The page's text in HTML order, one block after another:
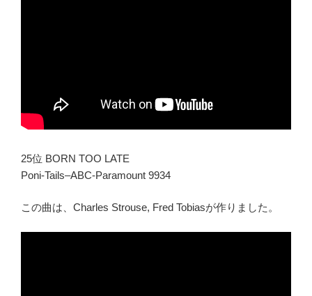
25位 BORN TOO LATE
Poni-Tails–ABC-Paramount 9934
この曲は、Charles Strouse, Fred Tobiasが作りました。